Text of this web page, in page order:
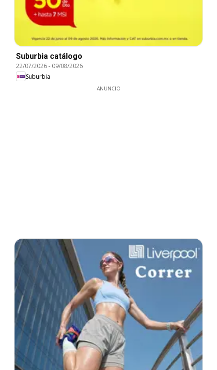
Suburbia catálogo
22/07/2026- 09/08/2026
Suburbia
ANUNCIO